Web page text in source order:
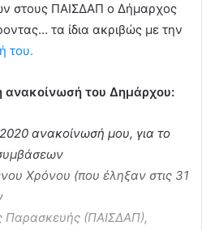
στους ΠΑΙΣΔΑΠ ο Δήμαρχος
τα ίδια ακριβώς με την
του.
ανακοίνωσή του Δημάρχου:
ανακοίνωσή μου, για το
Χρόνου (που έληξαν στις 31
Παρασκευής (ΠΑΙΣΔΑΠ),